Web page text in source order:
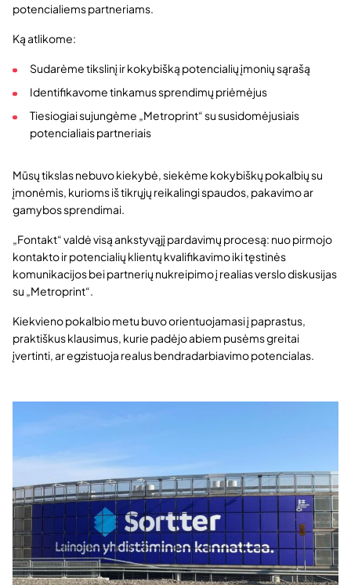
potencialiems partneriams.
Ką atlikome:
Sudarėme tikslinį ir kokybišką potencialių įmonių sąrašą
Identifikavome tinkamus sprendimų priėmėjus
Tiesiogiai sujungėme „Metroprint“ su susidomėjusiais
potencialiais partneriais
Mūsų tikslas nebuvo kiekybė, siekėme kokybiškų pokalbių su
įmonėmis, kurioms iš tikrųjų reikalingi spaudos, pakavimo ar
gamybos sprendimai.
„Fontakt“ valdė visą ankstyvąjį pardavimų procesą: nuo pirmojo
kontakto ir potencialių klientų kvalifikavimo iki tęstinės
komunikacijos bei partnerių nukreipimo į realias verslo diskusijas
su „Metroprint“.
Kiekvieno pokalbio metu buvo orientuojamasi į paprastus,
praktiškus klausimus, kurie padėjo abiem pusėms greitai
įvertinti, ar egzistuoja realus bendradarbiavimo potencialas.